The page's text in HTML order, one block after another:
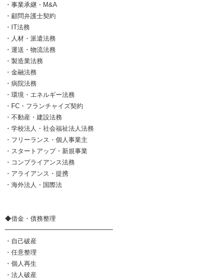
・事業承継・M&A
・顧問弁護士契約
・IT法務
・人材・派遣法務
・運送・物流法務
・製造業法務
・金融法務
・病院法務
・環境・エネルギー法務
・FC・フランチャイズ契約
・不動産・建設法務
・学校法人・社会福祉法人法務
・フリーランス・個人事業主
・スタートアップ・新規事業
・コンプライアンス法務
・アライアンス・提携
・海外法人・国際法
◆借金・債務整理
━━━━━━━━━━━━━━━━━
・自己破産
・任意整理
・個人再生
・法人破産